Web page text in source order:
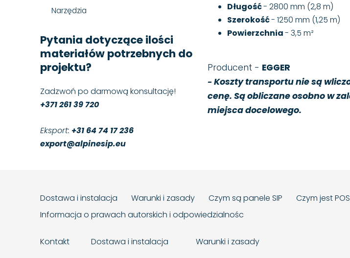
Narzędzia
Pytania dotyczące ilości
materiałów potrzebnych do
projektu?
Zadzwoń po darmową konsultację!
+371 261 39 720
Eksport: +31 64 74 17 236
export@alpinesip.eu
Długość- 2800 mm (2,8 m)
Szerokość- 1250 mm (1,25 m)
Powierzchnia- 3,5 m²
Producent - EGGER
-Koszty transportu nie są
cenę. Są obliczane osobno w
miejsca docelowego.
Dostawa i instalacja Warunki i zasady Czym są panele SIP Czym jest
Informacja o prawach autorskich i odpowiedzialnośc
Kontakt Dostawa i instalacja Warunki i zasady